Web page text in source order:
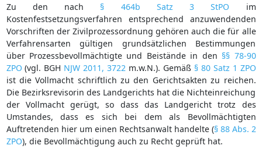
Zu den nach § 464b Satz 3 StPO im
Kostenfestsetzungsverfahren entsprechend anzuwendenden
Vorschriften der Zivilprozessordnung gehören auch die für alle
Verfahrensarten gültigen grundsätzlichen Bestimmungen
über Prozessbevollmächtigte und Beistände in den §§ 78-90
ZPO (vgl. BGH NJW 2011, 3722 m.w.N.). Gemäß § 80 Satz 1 ZPO
ist die Vollmacht schriftlich zu den Gerichtsakten zu reichen.
Die Bezirksrevisorin des Landgerichts hat die Nichteinreichung
der Vollmacht gerügt, so dass das Landgericht trotz des
Umstandes, dass es sich bei dem als Bevollmächtigten
Auftretenden hier um einen Rechtsanwalt handelte (§ 88 Abs. 2
ZPO), die Bevollmächtigung auch zu Recht geprüft hat.